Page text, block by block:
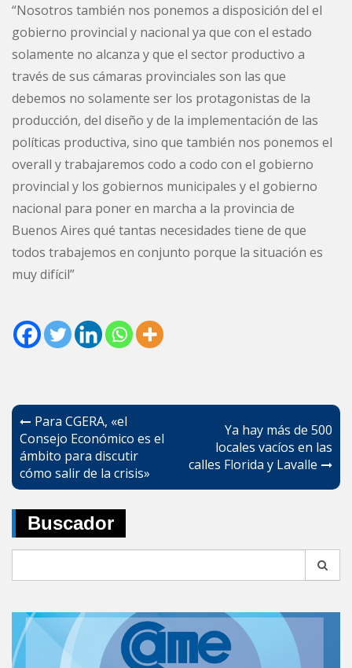
“Nosotros también nos ponemos a disposición del el
gobierno provincial y nacional ya que con el estado
solamente no alcanza y que el sector productivo a
través de sus cámaras provinciales son las que
debemos no solamente ser los protagonistas de la
producción, del diseño y de la implementación de las
políticas productiva, sino que también nos ponemos el
overall y trabajaremos codo a codo con el gobierno
provincial y los gobiernos municipales y el gobierno
nacional para poner en marcha a la provincia de
Buenos Aires qué tantas necesidades tiene de que
todos trabajemos en conjunto porque la situación es
muy difícil”
Navegación
de
entradas
Para CGERA, «el
Consejo Económico es el
ámbito para discutir
cómo salir de la crisis»
Ya hay más de 500
locales vacíos en las
calles Florida y Lavalle
Buscador